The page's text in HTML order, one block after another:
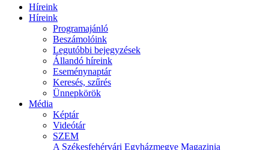
Híreink
Híreink
Programajánló
Beszámolóink
Legutóbbi bejegyzések
Állandó híreink
Eseménynaptár
Keresés, szűrés
Ünnepkörök
Média
Képtár
Videótár
SZEM
A Székesfehérvári Egyházmegye Magazinja